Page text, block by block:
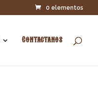
0 elementos
Contactanos